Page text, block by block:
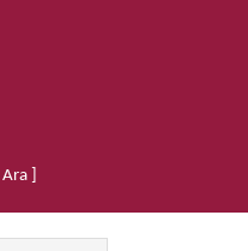
[ Ara ]